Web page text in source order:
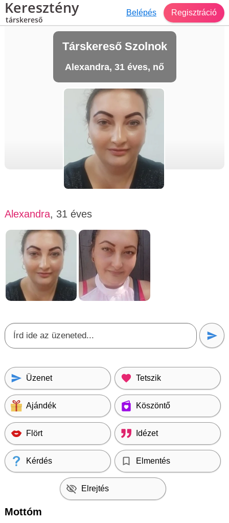
Keresztény
társkereső
Belépés Regisztráció
Társkereső Szolnok
Alexandra, 31 éves, nő
Alexandra, 31 éves
Üzenet Tetszik
Ajándék Köszöntő
Flört Idézet
Kérdés Elmentés
Elrejtés
Mottóm